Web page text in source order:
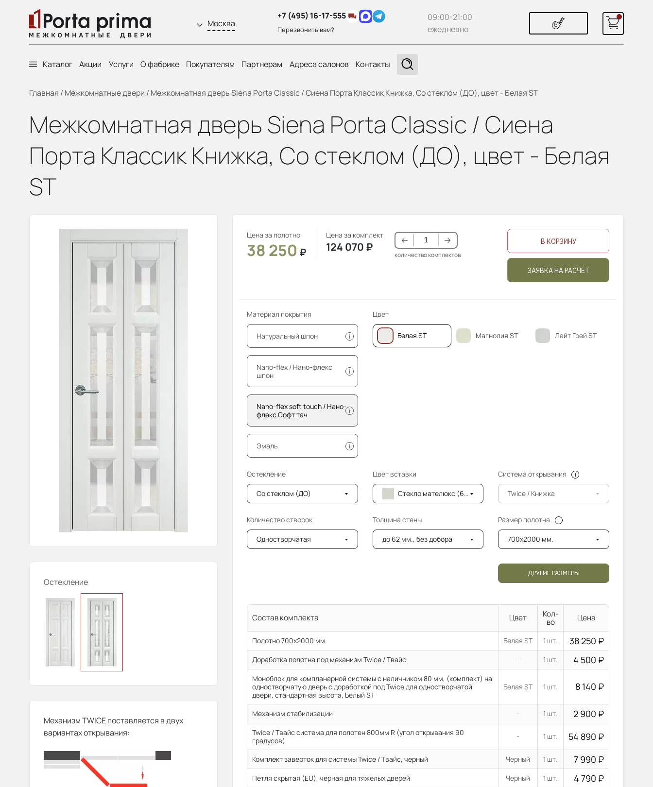
Москва
+7 (495) 16-17-555
Перезвонить вам?
09:00-21:00
ежедневно
Каталог Акции Услуги О фабрике Покупателям Партнерам Адреса салонов Контакты
Главная / Межкомнатные двери / Межкомнатная дверь Siena Porta Classic / Сиена Порта Классик Книжка, Со стеклом (ДО), цвет - Белая ST
Межкомнатная дверь Siena Porta Classic / Сиена
Порта Классик Книжка, Со стеклом (ДО), цвет - Белая
ST
Остекление
Механизм TWICE поставляется в двух
вариантах открывания:
Цена за полотно
38 250 ₽
Цена за комплект
124 070 ₽
количество комплектов
В КОРЗИНУ
ЗАЯВКА НА РАСЧЁТ
Материал покрытия
Натуральный шпон i
Nano-flex / Нано-флекс
шпон
i
Nano-flex soft touch / Нано-
флекс Софт тач
i
Эмаль i
Цвет
Белая ST Магнолия ST Лайт Грей ST
Остекление
Со стеклом (ДО)
Цвет вставки
Стекло мателюкс (6мм) с фацетом
Система открывания
Twice / Книжка
Количество створок
Одностворчатая
Толщина стены
до 62 мм., без добора
Размер полотна
700x2000 мм.
ДРУГИЕ РАЗМЕРЫ
Состав комплекта Цвет
Кол-
во
Цена
Полотно 700x2000 мм. Белая ST 1 шт. 38 250 ₽
Доработка полотна под механизм Twice / Твайс - 1 шт. 4 500 ₽
Моноблок для компланарной системы с наличником 80 мм, (комплект) на
одностворчатую дверь с доработкой под Twice для одностворчатой
двери, стандартная высота, Белый ST
Белая ST 1 шт. 8 140 ₽
Механизм стабилизации - 1 шт. 2 900 ₽
Twice / Твайс система для полотен 800мм R (угол открывания 90
градусов)
- 1 шт. 54 890 ₽
Комплект заверток для системы Twice / Твайс, черный Черный 1 шт. 7 990 ₽
Петля скрытая (EU), черная для тяжёлых дверей Черный 1 шт. 4 790 ₽